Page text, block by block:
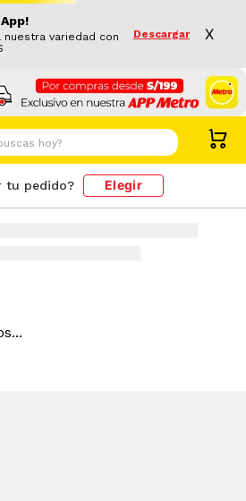
variedad con
Descargar X
hoy?
tu pedido? Elegir